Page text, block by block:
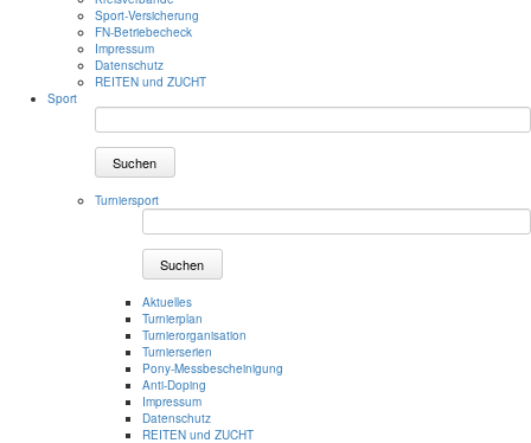
Sport-Versicherung
FN-Betriebecheck
Impressum
Datenschutz
REITEN und ZUCHT
Sport
Suchen
Turniersport
Suchen
Aktuelles
Turnierplan
Turnierorganisation
Turnierserien
Pony-Messbescheinigung
Anti-Doping
Impressum
Datenschutz
REITEN und ZUCHT